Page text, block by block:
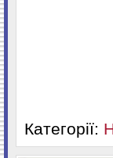
Категорії: